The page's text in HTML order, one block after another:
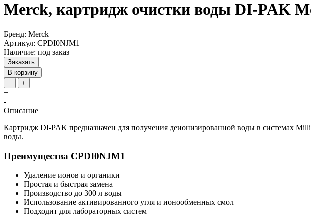
Merck, картридж очистки воды DI-PAK
Бренд: Merck
Артикул: CPDI0NJM1
Наличие: под заказ
Заказать
В корзину
−
+
+
-
Описание
Картридж DI-PAK предназначен для получения деионизированной воды в системах
воды.
Преимущества CPDI0NJM1
Удаление ионов и органики
Простая и быстрая замена
Производство до 300 л воды
Использование активированного угля и ионообменных смол
Подходит для лабораторных систем